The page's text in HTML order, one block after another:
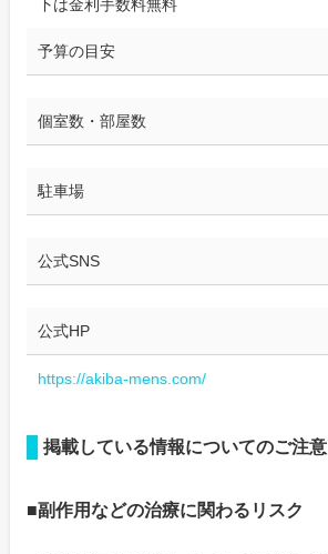
下は金利手数料無料
予算の目安
個室数・部屋数
駐車場
公式SNS
公式HP
https://akiba-mens.com/
掲載している情報についてのご注意
■副作用などの治療に関わるリスク